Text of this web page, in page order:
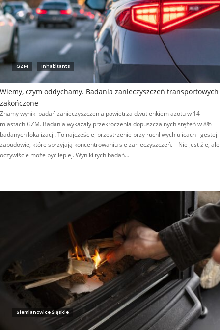
GZM Inhabitants
Wiemy, czym oddychamy. Badania zanieczyszczeń transportowych
zakończone
Znamy wyniki badań zanieczyszczenia powietrza dwutlenkiem azotu w 14
miastach GZM. Badania wykazały przekroczenia dopuszczalnych stężeń w 8%
badanych lokalizacji. To najczęściej przestrzenie przy ruchliwych ulicach i gęstej
zabudowie, które sprzyjają koncentrowaniu się zanieczyszczeń. – Nie jest źle, ale
oczywiście może być lepiej. Wyniki tych badań…
Siemianowice Śląskie